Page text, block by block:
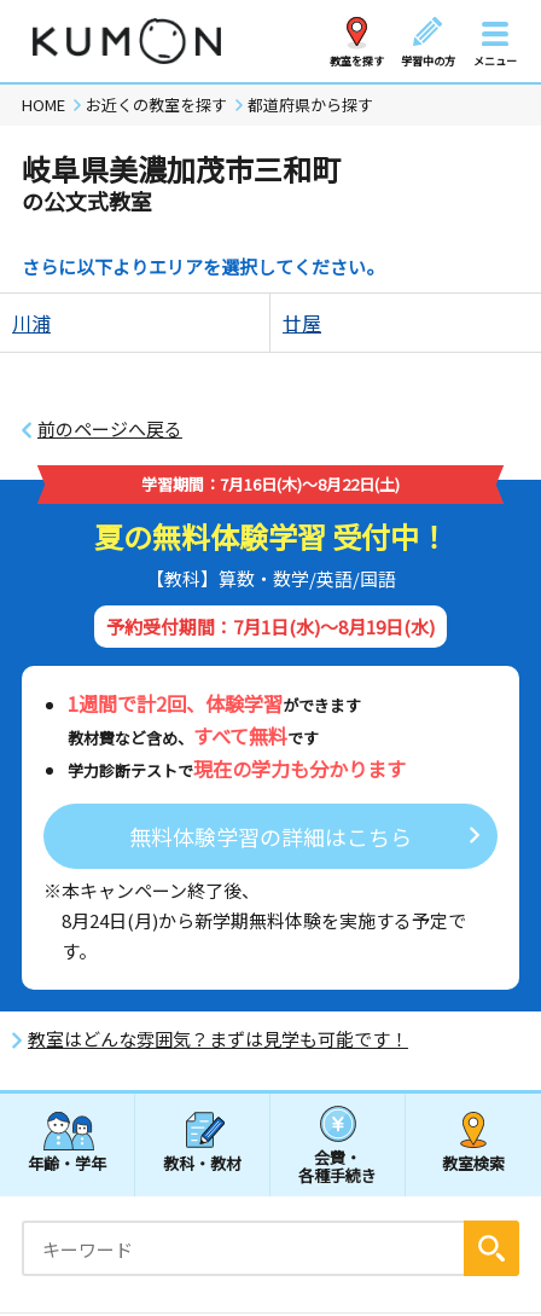
教室を探す 学習中の方 メニュー
HOME お近くの教室を探す 都道府県から探す
岐阜県美濃加茂市三和町
の公文式教室
さらに以下よりエリアを選択してください。
川浦 廿屋
前のページへ戻る
学習期間：7月16日(木)～8月22日(土)
夏の無料体験学習 受付中！
【教科】算数・数学/英語/国語
予約受付期間：7月1日(水)～8月19日(水)
1週間で計2回、体験学習ができます
教材費など含め、 すべて無料です
学力診断テストで現在の学力も分かります
無料体験学習の詳細はこちら
※本キャンペーン終了後、
8月24日(月)から新学期無料体験を実施する予定で
す。
教室はどんな雰囲気？まずは見学も可能です！
年齢・学年 教科・教材 会費・
各種手続き
教室検索